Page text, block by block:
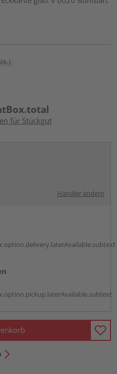
für Stückgut
Händler ändern